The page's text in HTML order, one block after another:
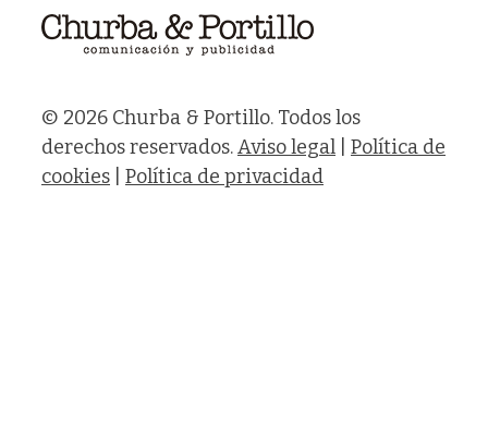
© 2026 Churba & Portillo. Todos los
derechos reservados.Aviso legal
Política de
cookies
Política de privacidad